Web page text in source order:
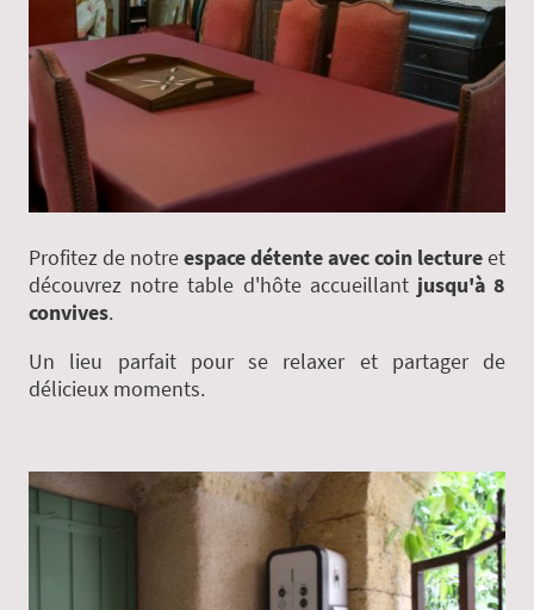
Profitez de notreespace détenteavec coin lectureet
découvrez notre table d'hôte accueillant jusqu'à 8
convives.
Un lieu parfait pour se relaxer et partager de
délicieux moments.